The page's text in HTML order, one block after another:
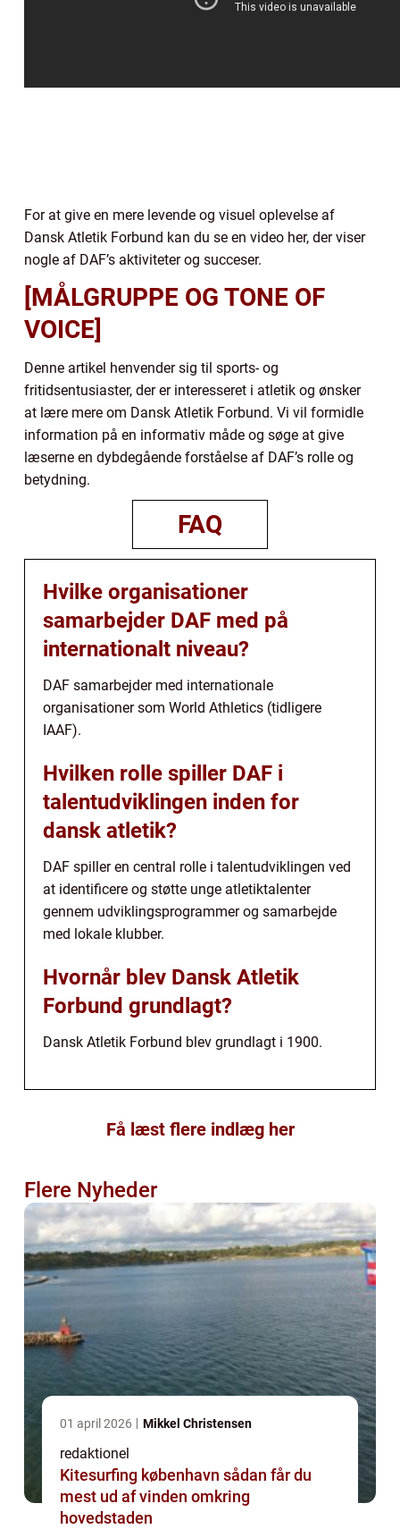
For at give en mere levende og visuel oplevelse af
Dansk Atletik Forbund kan du se en video her, der viser
nogle af DAF’s aktiviteter og succeser.
[MÅLGRUPPE OG TONE OF
VOICE]
Denne artikel henvender sig til sports- og
fritidsentusiaster, der er interesseret i atletik og ønsker
at lære mere om Dansk Atletik Forbund. Vi vil formidle
information på en informativ måde og søge at give
læserne en dybdegående forståelse af DAF’s rolle og
betydning.
FAQ
Hvilke organisationer
samarbejder DAF med på
internationalt niveau?
DAF samarbejder med internationale
organisationer som World Athletics (tidligere
IAAF).
Hvilken rolle spiller DAF i
talentudviklingen inden for
dansk atletik?
DAF spiller en central rolle i talentudviklingen ved
at identificere og støtte unge atletiktalenter
gennem udviklingsprogrammer og samarbejde
med lokale klubber.
Hvornår blev Dansk Atletik
Forbund grundlagt?
Dansk Atletik Forbund blev grundlagt i 1900.
Få læst flere indlæg her
Flere Nyheder
01 april 2026 Mikkel Christensen
redaktionel
Kitesurfing københavn sådan får du
mest ud af vinden omkring
hovedstaden